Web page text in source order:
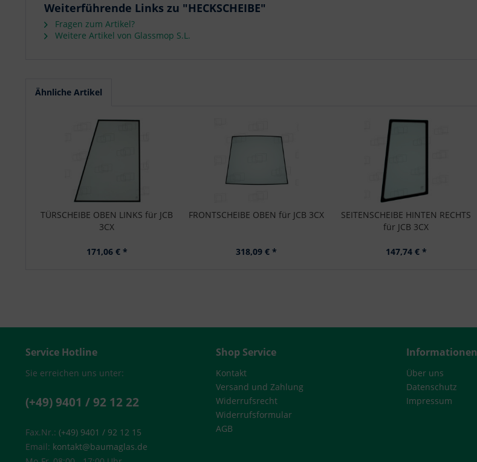
Weiterführende Links zu "HECKSCHEIBE"
Fragen zum Artikel?
Weitere Artikel von Glassmop S.L.
Ähnliche Artikel
TÜRSCHEIBE OBEN LINKS für JCB
3CX
171,06 € *
FRONTSCHEIBE OBEN für JCB 3CX
318,09 € *
SEITENSCHEIBE HINTEN RECHTS
für JCB 3CX
147,74 € *
Service Hotline
Sie erreichen uns unter:
(+49) 9401 / 92 12 22
Fax.Nr.: (+49) 9401 / 92 12 15
Email: kontakt@baumaglas.de
Shop Service
Kontakt
Versand und Zahlung
Widerrufsrecht
Widerrufsformular
AGB
Informationen
Über uns
Datenschutz
Impressum